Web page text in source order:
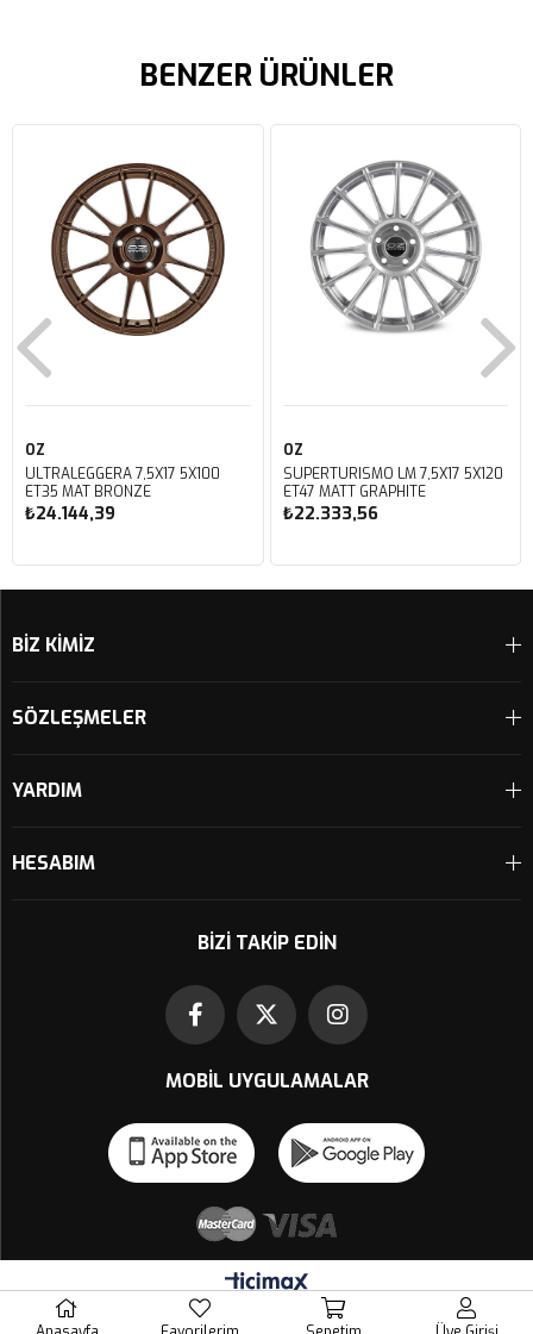
BENZER ÜRÜNLER
OZ
ULTRALEGGERA 7,5X17 5X100
ET35 MAT BRONZE
₺24.144,39
OZ
SUPERTURISMO LM 7,5X17 5X120
ET47 MATT GRAPHITE
₺22.333,56
BİZ KİMİZ
SÖZLEŞMELER
YARDIM
HESABIM
BIZI TAKIP EDIN
MOBIL UYGULAMALAR